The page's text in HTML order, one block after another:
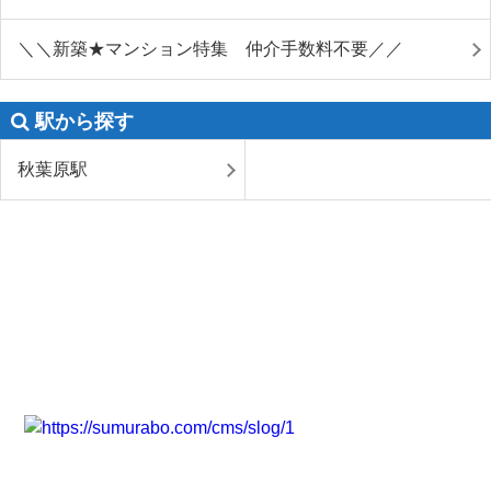
＼＼新築★マンション特集 仲介手数料不要／／
駅から探す
秋葉原駅